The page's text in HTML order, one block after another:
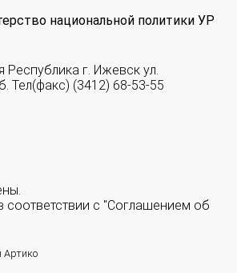
национальной политики УР
Республика г. Ижевск ул.
Тел(факс) (3412) 68-53-55
соответствии с "Соглашением об
Артико